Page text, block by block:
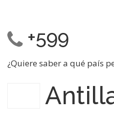
+599
¿Quiere saber a qué país